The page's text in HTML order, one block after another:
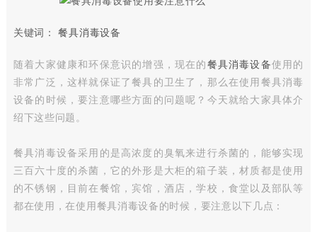
关键词：餐具消毒设备
随着大家健康和环保意识的增强，现在的餐具消毒设备使用的
非常广泛，这样就保证了餐具的卫生了，那么在使用餐具消毒
设备的时候，要注意哪些方面的问题呢？今天就给大家具体介
绍下这些问题。
餐具消毒设备采用的是高浓度的臭氧来进行杀菌的，能够实现
三百六十度的杀菌，它的外形是大柜的箱子装，材质都是使用
的不锈钢，目前在餐馆，宾馆，酒店，学校，食堂以及部队等
都在使用，在使用餐具消毒设备的时候，要注意以下几点：